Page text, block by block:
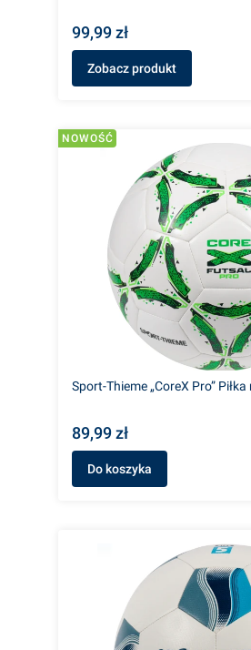
99,99 zł
Zobacz produkt
NOWOŚĆ
Sport-Thieme „CoreX Pro”
89,99 zł
Do koszyka